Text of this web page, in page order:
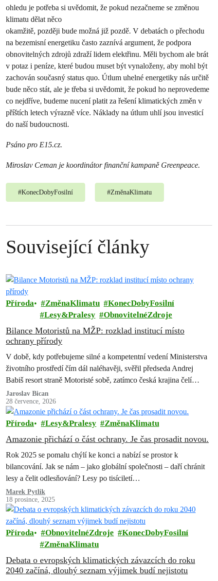
ohledu je potřeba si uvědomit, že pokud nezačneme se změnou
klimatu dělat něco
okamžitě, později bude možná již pozdě. V debatách o přechodu
na bezemisní energetiku často zaznívá argument, že podpora
obnovitelných zdrojů zdraží lidem elektřinu. Měli bychom ale brát
v potaz i peníze, které budou muset být vynaloženy, aby mohl být
zachován současný status quo. Útlum uhelné energetiky nás určitě
bude něco stát, ale je třeba si uvědomit, že pokud ho neprovedeme
co nejdříve, budeme nucení platit za řešení klimatických změn v
příštích letech výrazně více. Náklady na útlum uhlí jsou investicí
do naší budoucnosti.
Psáno pro E15.cz.
Miroslav Ceman je koordinátor finanční kampaně Greenpeace.
#KonecDobyFosilní #ZměnaKlimatu
Související články
Příroda ZměnaKlimatu
KonecDobyFosilní
Lesy&Pralesy
ObnovitelnéZdroje
Bilance Motoristů na MŽP: rozklad institucí místo
ochrany přírody
V době, kdy potřebujeme silné a kompetentní vedení Ministerstva
životního prostředí čím dál naléhavěji, svěřil předseda Andrej
Babiš resort straně Motoristé sobě, zatímco česká krajina čelí
suchu, erozi půdy, úbytku…
Jaroslav Bican
28 července, 2026
Příroda Lesy&Pralesy ZměnaKlimatu
Amazonie přichází o část ochrany. Je čas prosadit novou.
Rok 2025 se pomalu chýlí ke konci a nabízí se prostor k
bilancování. Jak se nám – jako globální společnosti – daří chránit
lesy a čelit odlesňování? Lesy po tisíciletí…
Marek Pytlik
18 prosince, 2025
Příroda ObnovitelnéZdroje
KonecDobyFosilní
ZměnaKlimatu
Debata o evropských klimatických závazcích do roku
2040 začíná, dlouhý seznam výjimek budí nejistotu